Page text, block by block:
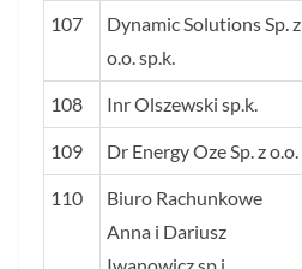
107
Dynamic Solutions Sp. z
o.o. sp.k.
108 Inr Olszewski sp.k.
109 Dr Energy Oze Sp. z o.o.
110
Biuro Rachunkowe
Anna i Dariusz